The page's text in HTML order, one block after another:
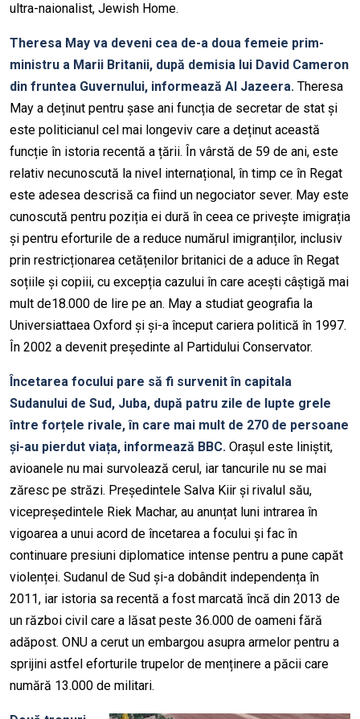
ultra-naionalist, Jewish Home.
Theresa May va deveni cea de-a doua femeie prim-
ministru a Marii Britanii, după demisia lui David Cameron
din fruntea Guvernului, informează Al Jazeera. Theresa
May a deținut pentru șase ani funcția de secretar de stat și
este politicianul cel mai longeviv care a deținut această
funcție în istoria recentă a țării. În vârstă de 59 de ani, este
relativ necunoscută la nivel internațional, în timp ce în Regat
este adesea descrisă ca fiind un negociator sever. May este
cunoscută pentru poziția ei dură în ceea ce privește imigrația
și pentru eforturile de a reduce numărul imigranților, inclusiv
prin restricționarea cetățenilor britanici de a aduce în Regat
soțiile și copiii, cu excepția cazului în care acești câștigă mai
mult de18.000 de lire pe an. May a studiat geografia la
Universiattaea Oxford și și-a început cariera politică în 1997.
În 2002 a devenit președinte al Partidului Conservator.
Încetarea focului pare să fi survenit în capitala
Sudanului de Sud, Juba, după patru zile de lupte grele
între forțele rivale, în care mai mult de 270 de persoane
și-au pierdut viața, informează BBC. Orașul este liniștit,
avioanele nu mai survolează cerul, iar tancurile nu se mai
zăresc pe străzi. Președintele Salva Kiir și rivalul său,
vicepreședintele Riek Machar, au anunțat luni intrarea în
vigoarea a unui acord de încetarea a focului și fac în
continuare presiuni diplomatice intense pentru a pune capăt
violenței. Sudanul de Sud și-a dobândit independența în
2011, iar istoria sa recentă a fost marcată încă din 2013 de
un război civil care a lăsat peste 36.000 de oameni fără
adăpost. ONU a cerut un embargou asupra armelor pentru a
sprijini astfel eforturile trupelor de menținere a păcii care
numără 13.000 de militari.